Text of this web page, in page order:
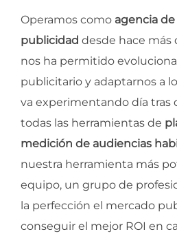
Operamos como agencia
publicidad desde hace más
nos ha permitido
publicitario y adaptarnos a
va experimentando día tras
todas las herramientas de
medición de audiencias
nuestra herramienta más
equipo, un grupo de
la perfección el mercado
conseguir el mejor ROI en